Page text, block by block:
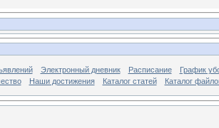
Электронный дневник Расписание
График
Наши достижения Каталог статей Каталог